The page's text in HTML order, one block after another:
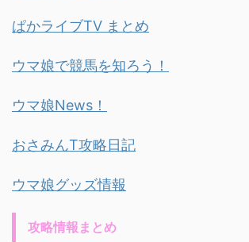
ぱかライブTV まとめ
ウマ娘で競馬を知ろう！
ウマ娘News！
おさみんT攻略日記
ウマ娘グッズ情報
攻略情報まとめ